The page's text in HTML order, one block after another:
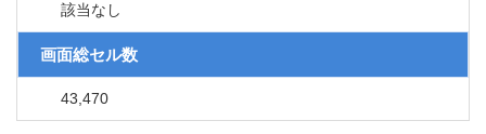
該当なし
画面総セル数
43,470